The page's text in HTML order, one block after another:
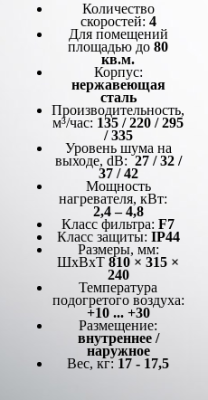
Количество
скоростей: 4
Для помещений
площадью до 80
кв.м.
Корпус:
нержавеющая
сталь
Производительность,
м³/час: 135 / 220 / 295
/ 335
Уровень шума на
выходе, dB:27 / 32 /
37 / 42
Мощность
нагревателя, кВт:
2,4 – 4,8
Класс фильтра: F7
Класс защиты: IP44
Размеры, мм:
ШxВxТ 810 × 315 ×
240
Температура
подогретого воздуха:
+10 ... +30
Размещение:
внутреннее /
наружное
Вес, кг: 17 - 17,5